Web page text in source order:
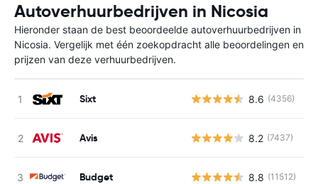
Autoverhuurbedrijven in Nicosia
Hieronder staan de best beoordeelde autoverhuurbedrijven in
Nicosia. Vergelijk met één zoekopdracht alle beoordelingen en
prijzen van deze verhuurbedrijven.
Sixt 8.6 (4356)
Avis 8.2 (7437)
Budget 8.8 (11512)